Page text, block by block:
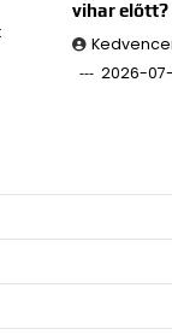
vihar előtt?
2026-